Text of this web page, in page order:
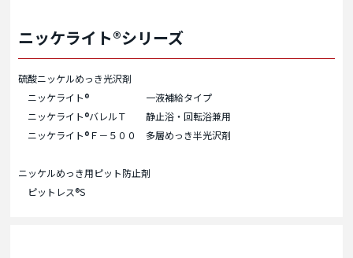
ニッケライト®シリーズ
硫酸ニッケルめっき光沢剤
ニッケライト® 一液補給タイプ
ニッケライト®バレルＴ 静止浴・回転浴兼用
ニッケライト®Ｆ－５００ 多層めっき半光沢剤
ニッケルめっき用ピット防止剤
ピットレス®S